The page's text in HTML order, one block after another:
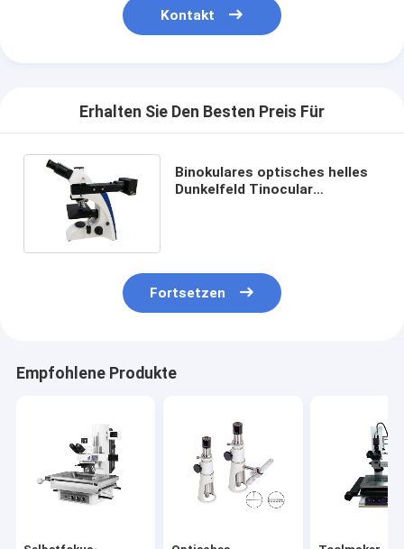
Kontakt
Erhalten Sie Den Besten Preis Für
Binokulares optisches helles
Dunkelfeld Tinocular
Fortsetzen
Empfohlene Produkte